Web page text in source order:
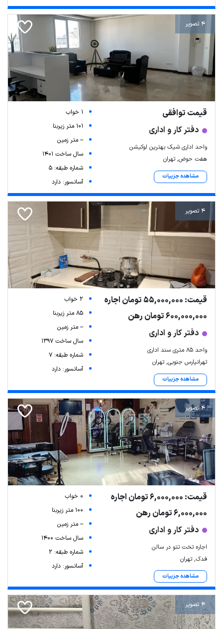
Leaflet | Map data © ariamarz.com
4 تصویر
قیمت توافقی
دفتر کار و اداری
واحد اداری شیک بهترین لوکیشن
هفت حوض, تهران
مشاهده جزییات
1 خواب
101 متر زیربنا
-- متر زمین
سال ساخت 1401
شماره طبقه: 5
آسانسور: دارد
4 تصویر
قیمت: 55,000,000 تومان اجاره
600,000,000 تومان رهن
دفتر کار و اداری
واحد 85 متری سند اداری
تهرانپارس جنوبی, تهران
مشاهده جزییات
2 خواب
85 متر زیربنا
-- متر زمین
سال ساخت 1397
شماره طبقه: 7
آسانسور: دارد
4 تصویر
قیمت: 6,000,000 تومان اجاره
6,000,000 تومان رهن
دفتر کار و اداری
اجاره تخت تتو در سالن
فدک, تهران
مشاهده جزییات
0 خواب
100 متر زیربنا
-- متر زمین
سال ساخت 1400
شماره طبقه: 2
آسانسور: دارد
4 تصویر